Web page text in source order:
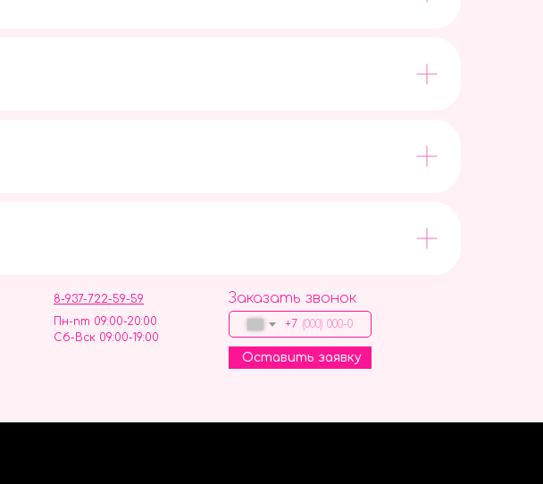
8-937-722-59-59
Пн-пт 09:00-20:00
Сб-Вск 09:00-19:00
Заказать звонок
+7
Оставить заявку